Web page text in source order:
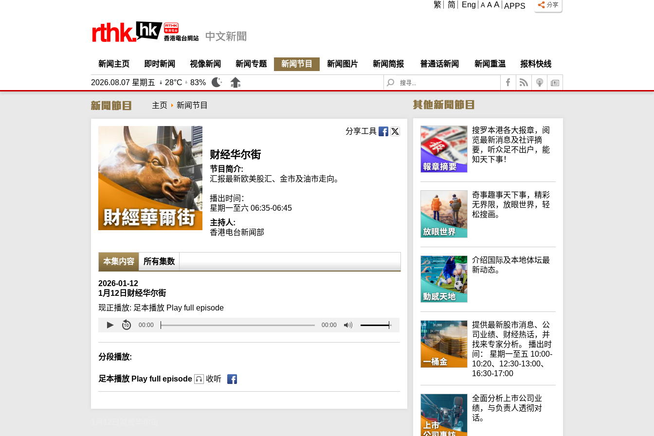
APPS
A A A
繁 简 Eng
新闻主页 即时新闻 视像新闻 新闻专题 新闻节目 新闻图片 新闻简报 普通话新闻 新闻重温 报料快线
2026.08.07 星期五 28°C 83%
S
e
c
h
主页 新闻节目
分享工具
财经华尔街
节目简介:
汇报最新欧美股汇、金市及油市走向。
播出时间：
星期一至六 06:35-06:45
主持人:
香港电台新闻部
本集内容 所有集数
2026-01-12
1月12日财经华尔街
现正播放: 足本播放 Play full episode
00:00 00:00
分段播放:
足本播放 Play full episode 收听
搜罗本港各大报章，阅
览最新消息及社评摘
要，听众足不出户，能
知天下事！
奇事趣事天下事，精彩
无界限，放眼世界，轻
松搜画。
介绍国际及本地体坛最
新动态。
提供最新股市消息、公
司业绩、财经热话，并
找来专家分析。 播出时
间： 星期一至五 10:00-
10:20、12:30-13:00、
16:30-17:00
全面分析上巿公司业
绩，与负责人透彻对
话。